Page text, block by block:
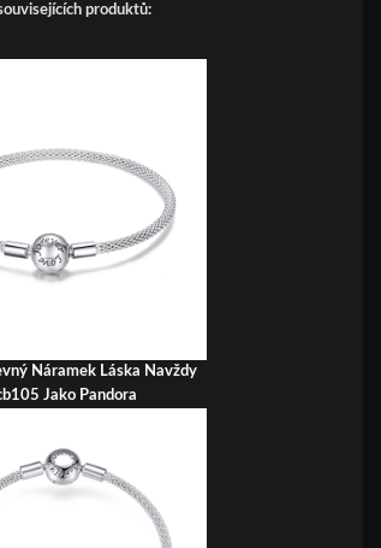
produktů:
Náramek Láska Navždy
Jako Pandora